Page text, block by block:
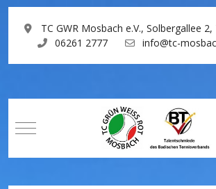
TC GWR Mosbach e.V., Solbergallee
06261 2777
info@tc-
Mobile Menu Toggle